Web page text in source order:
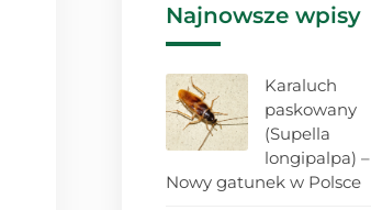
Najnowsze wpisy
Karaluch
paskowany
(Supella
longipalpa) –
Nowy gatunek w Polsce